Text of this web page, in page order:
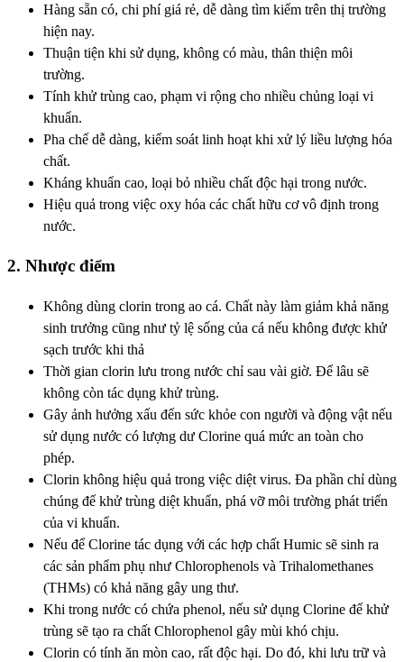
Hàng sẵn có, chi phí giá rẻ, dễ dàng tìm kiếm trên thị trường
hiện nay.
Thuận tiện khi sử dụng, không có màu, thân thiện môi
trường.
Tính khử trùng cao, phạm vi rộng cho nhiều chủng loại vi
khuẩn.
Pha chế dễ dàng, kiểm soát linh hoạt khi xử lý liều lượng hóa
chất.
Kháng khuẩn cao, loại bỏ nhiều chất độc hại trong nước.
Hiệu quả trong việc oxy hóa các chất hữu cơ vô định trong
nước.
2. Nhược điểm
Không dùng clorin trong ao cá. Chất này làm giảm khả năng
sinh trưởng cũng như tỷ lệ sống của cá nếu không được khử
sạch trước khi thả
Thời gian clorin lưu trong nước chỉ sau vài giờ. Để lâu sẽ
không còn tác dụng khử trùng.
Gây ảnh hưởng xấu đến sức khỏe con người và động vật nếu
sử dụng nước có lượng dư Clorine quá mức an toàn cho
phép.
Clorin không hiệu quả trong việc diệt virus. Đa phần chỉ dùng
chúng để khử trùng diệt khuẩn, phá vỡ môi trường phát triển
của vi khuẩn.
Nếu để Clorine tác dụng với các hợp chất Humic sẽ sinh ra
các sản phẩm phụ như Chlorophenols và Trihalomethanes
(THMs) có khả năng gây ung thư.
Khi trong nước có chứa phenol, nếu sử dụng Clorine để khử
trùng sẽ tạo ra chất Chlorophenol gây mùi khó chịu.
Clorin có tính ăn mòn cao, rất độc hại. Do đó, khi lưu trữ và